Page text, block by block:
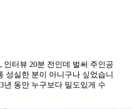
터뷰 20분 전인데 벌써 주인공
성실한 분이 아니구나 싶었습니
년 동안 누구보다 밀도있게 수